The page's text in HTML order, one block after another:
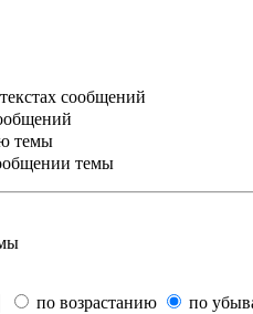
сообщений
темы
темы
по возрастанию
по